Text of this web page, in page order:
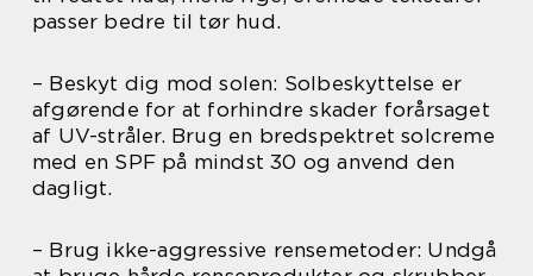
passer bedre til tør hud.
– Beskyt dig mod solen: Solbeskyttelse er
afgørende for at forhindre skader forårsaget
af UV-stråler. Brug en bredspektret solcreme
med en SPF på mindst 30 og anvend den
dagligt.
– Brug ikke-aggressive rensemetoder: Undgå